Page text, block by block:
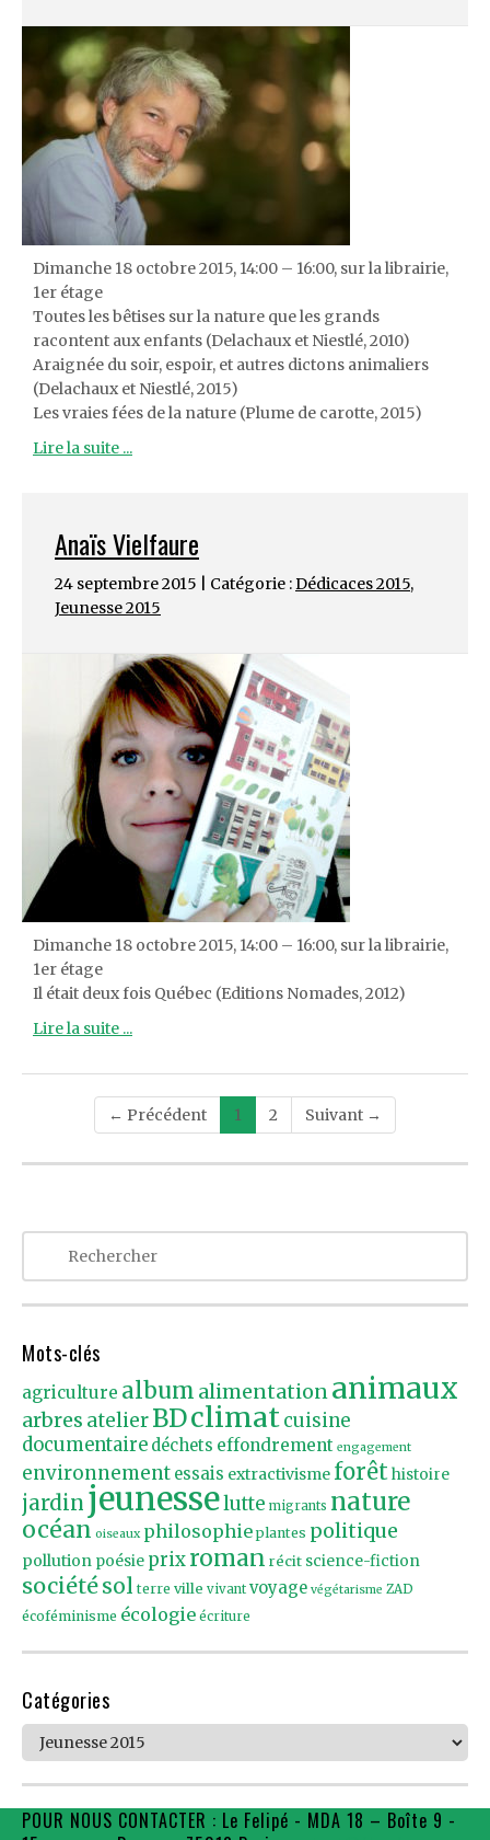
Dimanche 18 octobre 2015, 14:00 – 16:00, sur la librairie,
1er étage
Toutes les bêtises sur la nature que les grands
racontent aux enfants (Delachaux et Niestlé, 2010)
Araignée du soir, espoir, et autres dictons animaliers
(Delachaux et Niestlé, 2015)
Les vraies fées de la nature (Plume de carotte, 2015)
Lire la suite ...
Anaïs Vielfaure
24 septembre 2015 | Catégorie :Dédicaces 2015,
Jeunesse 2015
Dimanche 18 octobre 2015, 14:00 – 16:00, sur la librairie,
1er étage
Il était deux fois Québec (Editions Nomades, 2012)
Lire la suite ...
navigation← Précédent 1 2 Suivant →
Mots-clés
agriculture album alimentationanimaux
arbres atelierBDclimatcuisine
documentaire déchets effondrement engagement
environnement essais extractivisme forêthistoire
jardin jeunesselutte migrants nature
océan oiseaux philosophie plantes politique
pollution poésie prixroman récit science-fiction
sociétésol terre ville vivant voyage végétarisme ZAD
écoféminisme écologie écriture
Catégories
Catégories
POUR NOUS CONTACTER : Le Felipé - MDA 18 – Boîte 9 -